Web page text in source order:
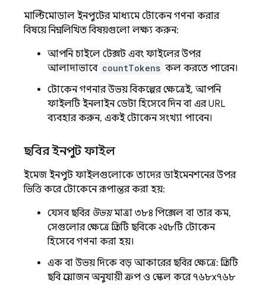
মাল্টিমোডাল ইনপুটের মাধ্যমে টোকেন গণনা করার
বিষয়ে নিম্নলিখিত বিষয়গুলো লক্ষ্য করুন:
আপনি চাইলে টেক্সট এবং ফাইলের উপর
আলাদাভাবে countTokens কল করতে পারেন।
টোকেন গণনার উভয় বিকল্পের ক্ষেত্রেই, আপনি
ফাইলটি ইনলাইন ডেটা হিসেবে দিন বা এর URL
ব্যবহার করুন, একই টোকেন সংখ্যা পাবেন।
ছবির ইনপুট ফাইল
ইমেজ ইনপুট ফাইলগুলোকে তাদের ডাইমেনশনের উপর
ভিত্তি করে টোকেনে রূপান্তর করা হয়:
যেসব ছবির উভয়মাত্রা ৩৮৪ পিক্সেল বা তার কম,
সেগুলোর ক্ষেত্রে প্রতিটি ছবিকে ২৫৮টি টোকেন
হিসেবে গণনা করা হয়।
এক বা উভয় দিকে বড় আকারের ছবির ক্ষেত্রে: প্রতিটি
ছবি প্রয়োজন অনুযায়ী ক্রপ ও স্কেল করে ৭৬৮x৭৬৮